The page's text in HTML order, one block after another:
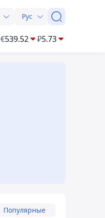
Рус
€539.52 ₽5.73
Популярные